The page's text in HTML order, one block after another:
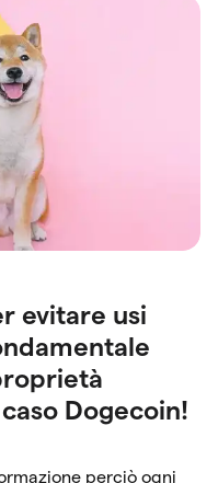
evitare usi
Dogecoin!
perciò ogni